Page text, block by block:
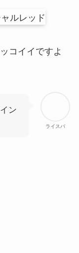
コイイですよ
ライスパ
ン